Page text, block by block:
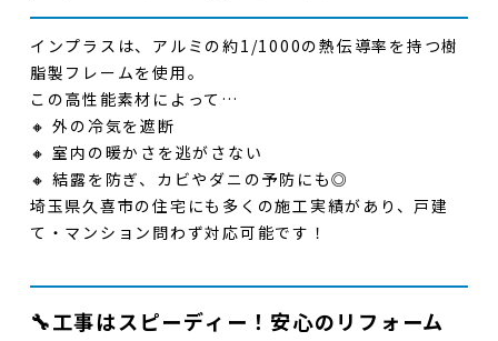
インプラスは、 アルミの約1/1000の熱伝導率を持つ樹
脂製フレームを使用。
この高性能素材によって…
🔸外の冷気を遮断
🔸室内の暖かさを逃がさない
🔸結露を防ぎ、カビやダニの予防にも◎
埼玉県久喜市の住宅にも多くの施工実績があり、戸建
て・マンション問わず対応可能です！
🔧工事はスピーディー！安心のリフォーム